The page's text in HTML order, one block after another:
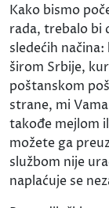
Kako bismo
rada, trebalo bi
sledećih
širom Srbije,
poštanskom
strane, mi
takođe mejlom
možete ga
službom nije
naplaćuje se